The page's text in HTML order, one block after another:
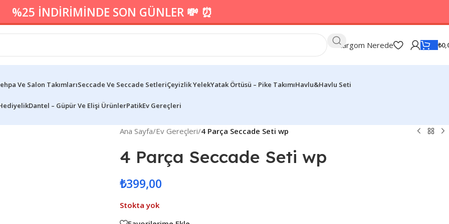
%25 İNDİRİMİNDE SON GÜNLER 💸 ⏰
Kargom Nerede ₺
Ve Salon TakımlarıSeccade Ve Seccade SetleriÇeyizlik YelekYatak Örtüsü – Pike TakımıHavlu&Havlu Seti
Dantel – Güpür Ve Elişi ÜrünlerPatikEv Gereçleri
Ana Sayfa/Ev Gereçleri/4 Parça Seccade Seti wp
4 Parça Seccade Seti wp
₺399,00
Stokta yok